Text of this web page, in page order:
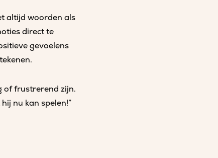
altijd woorden als
direct te
gevoelens
of frustrerend zijn.
nu kan spelen!”